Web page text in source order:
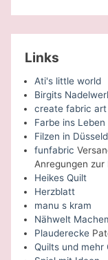
Links
Ati's little world
Birgits
create fabric art
Farbe ins Leben
Filzen in
funfabric
Anregungen zur
Heikes Quilt
Herzblatt
manu s kram
Nähwelt
Plauderecke
Quilts und mehr